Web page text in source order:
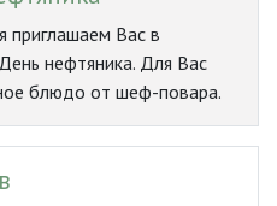
приглашаем Вас в
нефтяника. Для Вас
блюдо от шеф-повара.